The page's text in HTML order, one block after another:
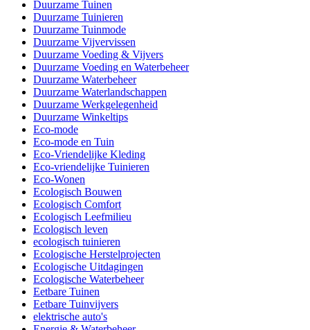
Duurzame Tuinen
Duurzame Tuinieren
Duurzame Tuinmode
Duurzame Vijvervissen
Duurzame Voeding & Vijvers
Duurzame Voeding en Waterbeheer
Duurzame Waterbeheer
Duurzame Waterlandschappen
Duurzame Werkgelegenheid
Duurzame Winkeltips
Eco-mode
Eco-mode en Tuin
Eco-Vriendelijke Kleding
Eco-vriendelijke Tuinieren
Eco-Wonen
Ecologisch Bouwen
Ecologisch Comfort
Ecologisch Leefmilieu
Ecologisch leven
ecologisch tuinieren
Ecologische Herstelprojecten
Ecologische Uitdagingen
Ecologische Waterbeheer
Eetbare Tuinen
Eetbare Tuinvijvers
elektrische auto's